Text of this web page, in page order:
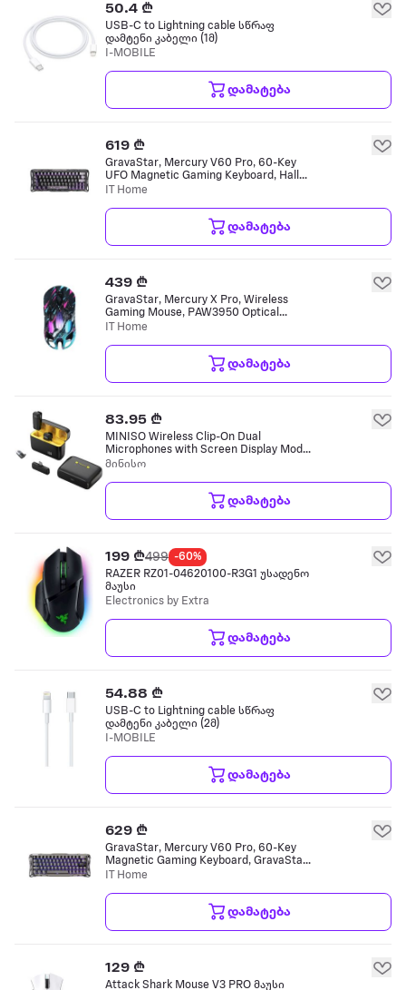
50.4 ₾
USB-C to Lightning cable სწრაფ
დამტენი კაბელი (1მ)
I-MOBILE
დამატება
619 ₾
GravaStar, Mercury V60 Pro, 60-Key
UFO Magnetic Gaming Keyboard, Hall
Effect Magnetic Switches, True 8K
კლავიატურა
IT Home
დამატება
439 ₾
GravaStar, Mercury X Pro, Wireless
Gaming Mouse, PAW3950 Optical
Sensor, Up to 32000 DPI, True 8K
IT Home
დამატება
83.95 ₾
MINISO Wireless Clip-On Dual
Microphones with Screen Display Model
K6 მიკროფონი
მინისო
დამატება
199 ₾499 -60%
RAZER RZ01-04620100-R3G1 უსადენო
მაუსი
Electronics by Extra
დამატება
54.88 ₾
USB-C to Lightning cable სწრაფ
დამტენი კაბელი (2მ)
I-MOBILE
დამატება
629 ₾
GravaStar, Mercury V60 Pro, 60-Key
Magnetic Gaming Keyboard, GravaStar
Blackcore Hall-Effect Switches, True 8K
კლავიატურა
IT Home
დამატება
129 ₾
Attack Shark Mouse V3 PRO მაუსი